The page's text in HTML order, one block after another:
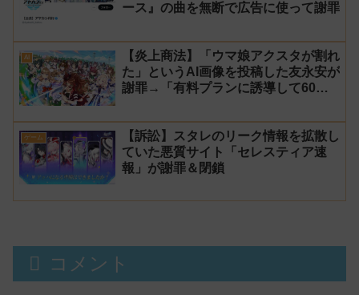
ース』の曲を無断で広告に使って謝罪
AI
【炎上商法】「ウマ娘アクスタが割れ
た」というAI画像を投稿した友永安が
謝罪→「有料プランに誘導して60万
娘エロイラストをリポスト！
ゲーム
【訴訟】スタレのリーク情報を拡散し
ていた悪質サイト「セレスティア速
報」が謝罪＆閉鎖
コメント